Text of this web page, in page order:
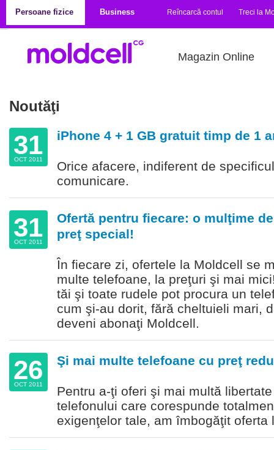
Persoane fizice
Business Reîncarcă contul Treci la
Magazin Online
Noutăţi
31
OCT 2011
iPhone 4 + 1 GB gratuit timp de 1
Orice afacere, indiferent de
comunicare.
31
OCT 2011
Ofertă pentru fiecare: o mulţime
preţ special!
În fiecare zi, ofertele la Moldcell se
multe telefoane, la preţuri şi mai
tăi şi toate rudele pot procura un
cum şi-au dorit, fără cheltuieli mari,
deveni abonaţi Moldcell.
26
OCT 2011
Şi mai multe telefoane cu preţ
Pentru a-ţi oferi şi mai multă
telefonului care corespunde
exigenţelor tale, am îmbogăţit oferta